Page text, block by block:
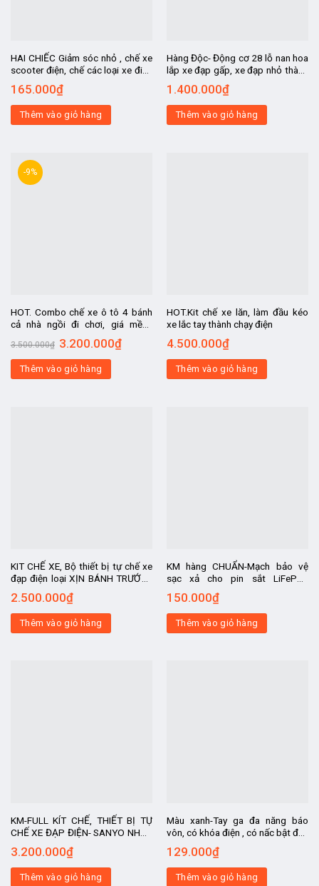
HAI CHIẾC Giảm sóc nhỏ , chế xe
scooter điện, chế các loại xe điện
165.000₫
Thêm vào giỏ hàng
Hàng Độc- Động cơ 28 lỗ nan hoa
lắp xe đạp gấp, xe đạp nhỏ thành
xe điện, 24v250w
1.400.000₫
Thêm vào giỏ hàng
-9%
HOT. Combo chế xe ô tô 4 bánh
cả nhà ngồi đi chơi, giá mềm,
động cơ 48v750w và phụ kiện
siêu chất
3.500.000₫ 3.200.000₫
Thêm vào giỏ hàng
HOT.Kit chế xe lăn, làm đầu kéo
xe lắc tay thành chạy điện
4.500.000₫
Thêm vào giỏ hàng
KIT CHẾ XE, Bộ thiết bị tự chế xe
đạp điện loại XỊN BÁNH TRƯỚC ,
KHÔNG CÓ ACQUY- động cơ chế
xe Sanyo Nhật MỚI, tốc độ 25-
30km.h
2.500.000₫
Thêm vào giỏ hàng
KM hàng CHUẨN-Mạch bảo vệ
sạc xả cho pin sắt LiFePo4
12v100A-4S pin 3,2V
150.000₫
Thêm vào giỏ hàng
KM-FULL KÍT CHẾ, THIẾT BỊ TỰ
CHẾ XE ĐẠP ĐIỆN- SANYO NHẬT
MỚI BÁNH TRƯỚC dùng cho
người già, học sinh, kit chế xe
điện
3.200.000₫
Thêm vào giỏ hàng
Màu xanh-Tay ga đa năng báo
vôn, có khóa điện , có nấc bật đèn
chiếu sáng, dùng cho tất cả các
loại điện áp.
129.000₫
Thêm vào giỏ hàng